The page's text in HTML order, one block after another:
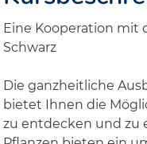
Eine Kooperation mit
Schwarz
Die ganzheitliche
bietet Ihnen die
zu entdecken und zu